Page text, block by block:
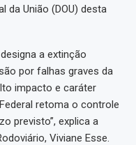
da União (DOU) desta
a extinção
por falhas graves da
impacto e caráter
retoma o controle
previsto”, explica a
Viviane Esse.